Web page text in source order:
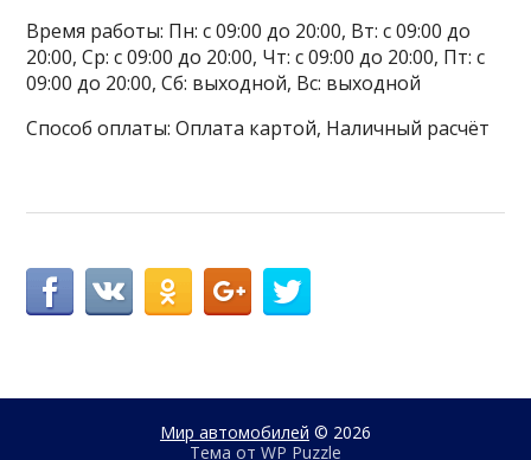
Время работы: Пн: с 09:00 до 20:00, Вт: с 09:00 до
20:00, Ср: с 09:00 до 20:00, Чт: с 09:00 до 20:00, Пт: с
09:00 до 20:00, Сб: выходной, Вс: выходной
Способ оплаты: Оплата картой, Наличный расчёт
Мир автомобилей © 2026
Тема от WP Puzzle